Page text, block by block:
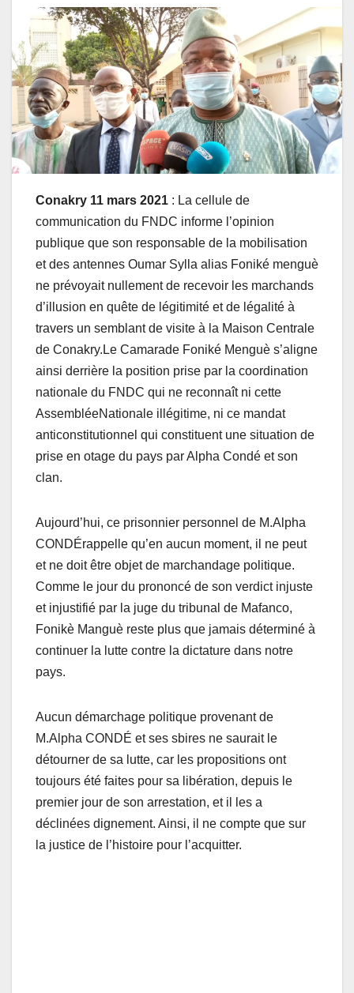
Conakry 11 mars 2021 : La cellule de
communication du FNDC informe l’opinion
publique que son responsable de la mobilisation
et des antennes Oumar Sylla alias Foniké menguè
ne prévoyait nullement de recevoir les marchands
d’illusion en quête de légitimité et de légalité à
travers un semblant de visite à la Maison Centrale
de Conakry.Le Camarade Foniké Menguè s’aligne
ainsi derrière la position prise par la coordination
nationale du FNDC qui ne reconnaît ni cette
AssembléeNationale illégitime, ni ce mandat
anticonstitutionnel qui constituent une situation de
prise en otage du pays par Alpha Condé et son
clan.
Aujourd’hui, ce prisonnier personnel de M.Alpha
CONDÉrappelle qu’en aucun moment, il ne peut
et ne doit être objet de marchandage politique.
Comme le jour du prononcé de son verdict injuste
et injustifié par la juge du tribunal de Mafanco,
Fonikè Manguè reste plus que jamais déterminé à
continuer la lutte contre la dictature dans notre
pays.
Aucun démarchage politique provenant de
M.Alpha CONDÉ et ses sbires ne saurait le
détourner de sa lutte, car les propositions ont
toujours été faites pour sa libération, depuis le
premier jour de son arrestation, et il les a
déclinées dignement. Ainsi, il ne compte que sur
la justice de l’histoire pour l’acquitter.